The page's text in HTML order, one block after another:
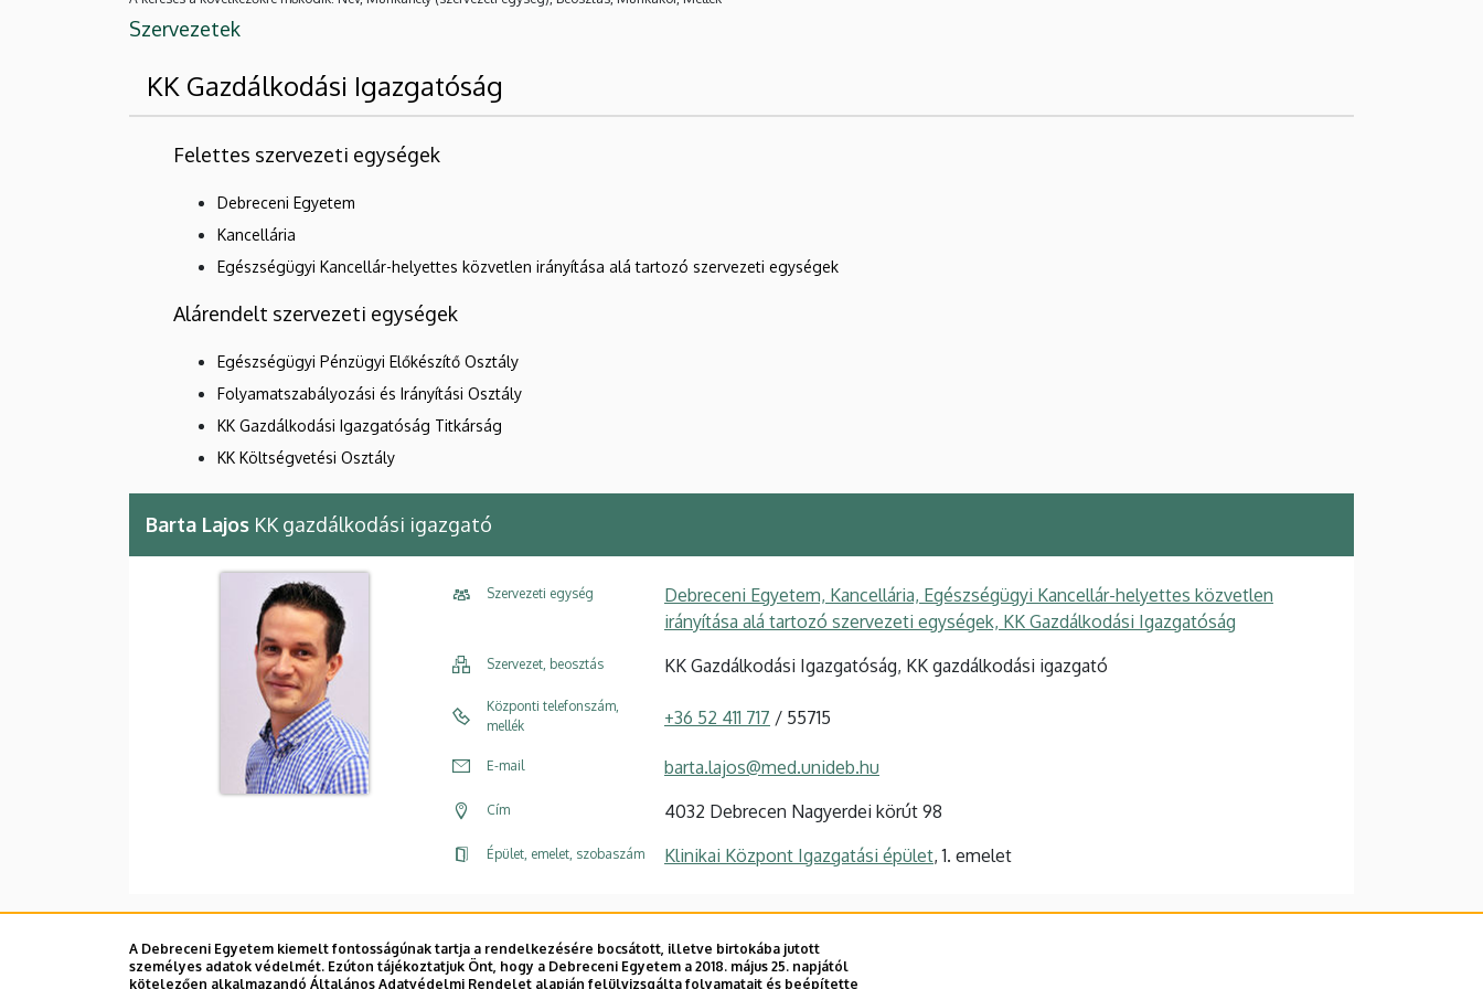
Szervezetek
KK Gazdálkodási Igazgatóság
Felettes szervezeti egységek
Debreceni Egyetem
Kancellária
Egészségügyi Kancellár-helyettes közvetlen irányítása alá tartozó szervezeti egységek
Alárendelt szervezeti egységek
Egészségügyi Pénzügyi Előkészítő Osztály
Folyamatszabályozási és Irányítási Osztály
KK Gazdálkodási Igazgatóság Titkárság
KK Költségvetési Osztály
Barta Lajos KK gazdálkodási igazgató
Szervezeti egység
Debreceni Egyetem, Kancellária, Egészségügyi Kancellár-helyettes közvetlen
irányítása alá tartozó szervezeti egységek, KK Gazdálkodási Igazgatóság
Szervezet, beosztás KK Gazdálkodási Igazgatóság, KK gazdálkodási igazgató
Központi telefonszám,
mellék
+36 52 411 717 / 55715
E-mail barta.lajos@med.unideb.hu
Cím 4032 Debrecen Nagyerdei körút 98
Épület, emelet, szobaszám Klinikai Központ Igazgatási épület, 1. emelet
Dolgozói adatmódosítás igénylése a DE telefonkönyvében|Külső személyek rögzítése a DE telefonkönyvében
A Debreceni Egyetem kiemelt fontosságúnak tartja a rendelkezésére bocsátott, illetve birtokába jutott
személyes adatok védelmét. Ezúton tájékoztatjuk Önt, hogy a Debreceni Egyetem a 2018. május 25. napjától
kötelezően alkalmazandó Általános Adatvédelmi Rendelet alapján felülvizsgálta folyamatait és beépítette